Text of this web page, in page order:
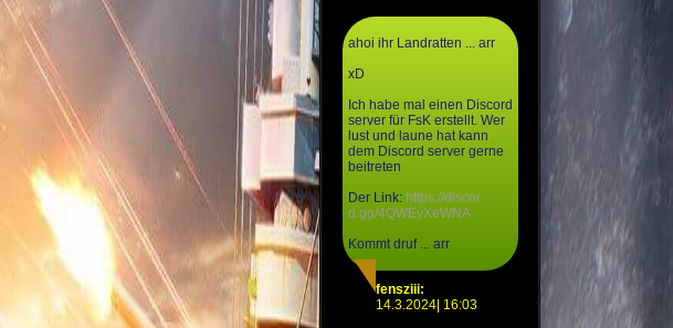
ahoi ihr Landratten ... arr
xD
Ich habe mal einen Discord
server für FsK erstellt. Wer
lust und laune hat kann
dem Discord server gerne
beitreten
Der Link: https://discor
d.gg/4QWEyXeWNA
Kommt druf ... arr
fensziii:
14.3.2024| 16:03